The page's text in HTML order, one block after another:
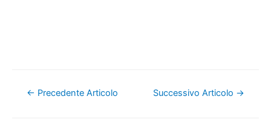
Navigazione
← Precedente Articolo Successivo Articolo →